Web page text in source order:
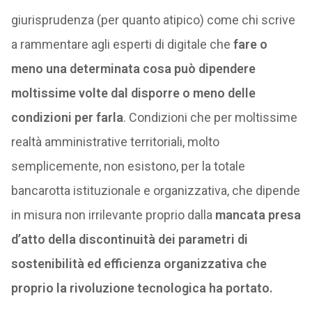
giurisprudenza (per quanto atipico) come chi scrive
a rammentare agli esperti di digitale che fare o
meno una determinata cosa può dipendere
moltissime volte dal disporre o meno delle
condizioni per farla. Condizioni che per moltissime
realtà amministrative territoriali, molto
semplicemente, non esistono, per la totale
bancarotta istituzionale e organizzativa, che dipende
in misura non irrilevante proprio dalla mancata presa
d’atto della discontinuità dei parametri di
sostenibilità ed efficienza organizzativa che
proprio la rivoluzione tecnologica ha portato.